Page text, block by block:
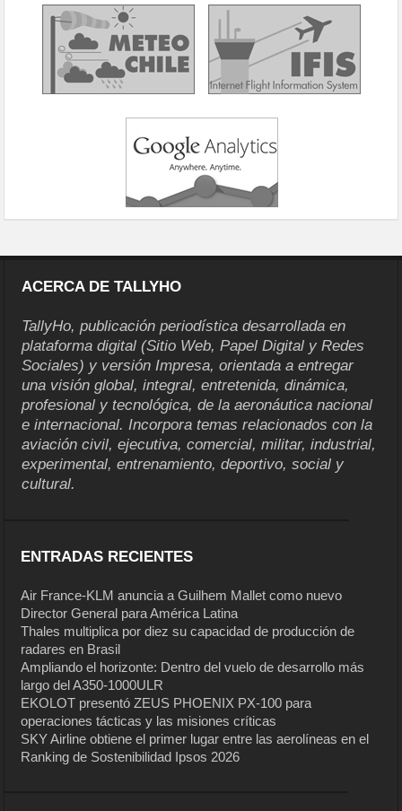
ACERCA DE TALLYHO
TallyHo, publicación periodística desarrollada en
plataforma digital (Sitio Web, Papel Digital y Redes
Sociales) y versión Impresa, orientada a entregar
una visión global, integral, entretenida, dinámica,
profesional y tecnológica, de la aeronáutica nacional
e internacional. Incorpora temas relacionados con la
aviación civil, ejecutiva, comercial, militar, industrial,
experimental, entrenamiento, deportivo, social y
cultural.
ENTRADAS RECIENTES
Air France-KLM anuncia a Guilhem Mallet como nuevo
Director General para América Latina
Thales multiplica por diez su capacidad de producción de
radares en Brasil
Ampliando el horizonte: Dentro del vuelo de desarrollo más
largo del A350-1000ULR
EKOLOT presentó ZEUS PHOENIX PX-100 para
operaciones tácticas y las misiones críticas
SKY Airline obtiene el primer lugar entre las aerolíneas en el
Ranking de Sostenibilidad Ipsos 2026